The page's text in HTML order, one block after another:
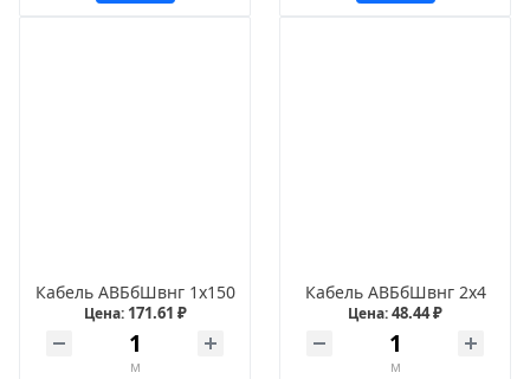
Кабель АВБбШвнг 1х150
Цена: 171.61 ₽
м
Кабель АВБбШвнг 2х4
Цена:48.44 ₽
м